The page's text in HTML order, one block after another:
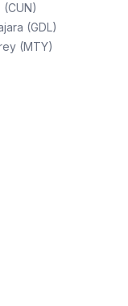
(CUN)
(GDL)
(MTY)